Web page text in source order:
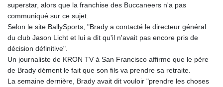
superstar, alors que la franchise des Buccaneers n'a pas
communiqué sur ce sujet.
Selon le site BallySports, "Brady a contacté le directeur général
du club Jason Licht et lui a dit qu'il n'avait pas encore pris de
décision définitive".
Un journaliste de KRON TV à San Francisco affirme que le père
de Brady dément le fait que son fils va prendre sa retraite.
La semaine dernière, Brady avait dit vouloir "prendre les choses